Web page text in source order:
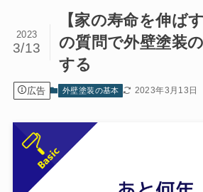
【家の寿命を伸ば
の質問で外壁塗装
する
2023
3/13
広告 外壁塗装の基本 2023年3月13日